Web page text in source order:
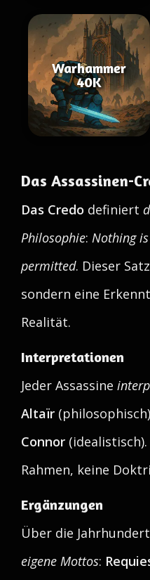
Warhammer
40K
Das Assassinen-
Das Credo definiert
Philosophie: Nothing
permitted. Dieser
sondern eine
Realität.
Interpretationen
Jeder Assassine
Altaïr
Connor
Rahmen, keine
Ergänzungen
Über die
eigene Mottos: